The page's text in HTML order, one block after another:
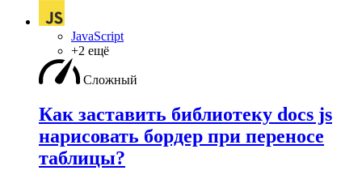
JavaScript
+2 ещё
Сложный
Как заставить библиотеку docs js
нарисовать бордер при переносе
таблицы?